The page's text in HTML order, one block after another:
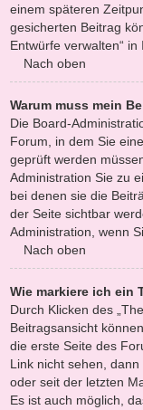
einem späteren
gesicherten Beitrag
Entwürfe verwalten“
Nach oben
Warum muss mein
Die Board-
Forum, in dem Sie
geprüft werden
Administration Sie zu
bei denen sie die
der Seite sichtbar
Administration, wenn
Nach oben
Wie markiere ich ein
Durch Klicken des
Beitragsansicht
die erste Seite des
Link nicht sehen,
oder seit der letzten
Es ist auch möglich,